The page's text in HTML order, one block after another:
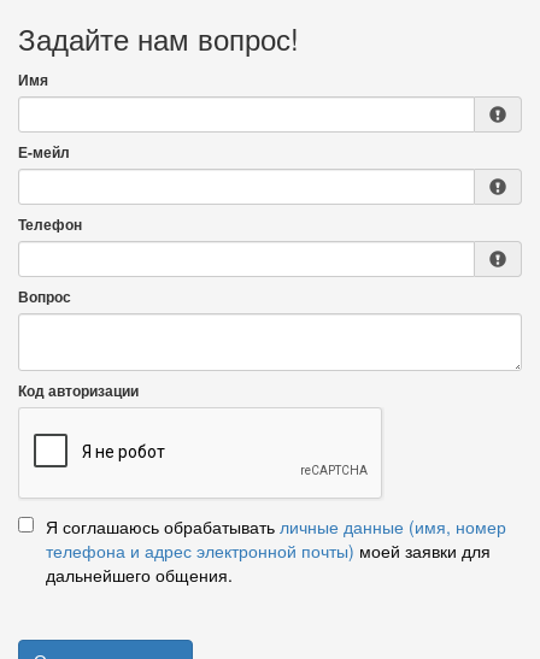
Задайте нам вопрос!
Имя
Е-мейл
Телефон
Вопрос
Код авторизации
Я соглашаюсь обрабатывать личные данные (имя, номер
телефона и адрес электронной почты) моей заявки для
дальнейшего общения.